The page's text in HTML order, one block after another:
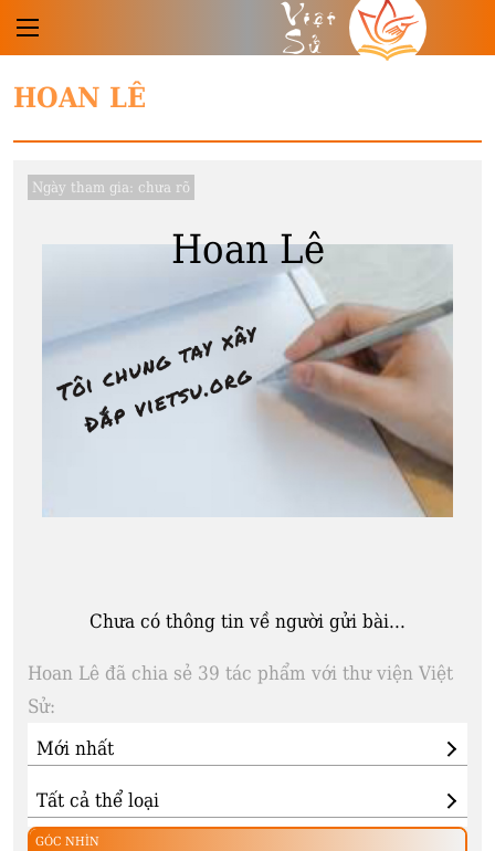
Việt
Sử
HOAN LÊ
Hoan Lê
Chưa có thông tin về người gửi bài...
Ngày tham gia: chưa rõ
Hoan Lê đã chia sẻ 39 tác phẩm với thư viện Việt
Sử:
GÓC NHÌN